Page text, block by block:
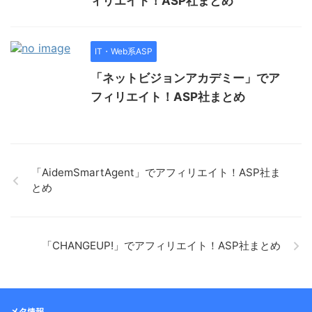
IT・Web系ASP
「ネットビジョンアカデミー」でア
フィリエイト！ASP社まとめ
「AidemSmartAgent」でアフィリエイト！ASP社ま
とめ
「CHANGEUP!」でアフィリエイト！ASP社まとめ